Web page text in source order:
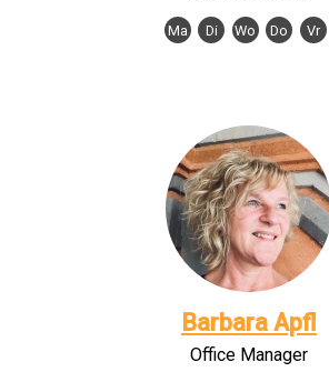
Ma Di Wo Do Vr
Barbara Apfl
Office Manager